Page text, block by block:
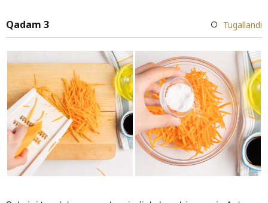
Qadam 3 Tugallandi